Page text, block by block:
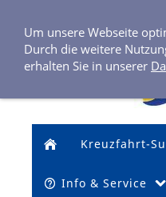
Kreuzfahrt-
Info & Service
Um unsere Webseite
Durch die weitere
erhalten Sie in unserer